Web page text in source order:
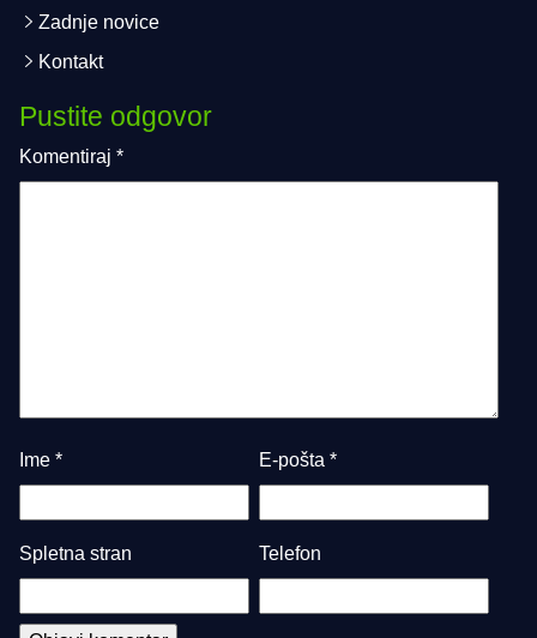
Zadnje novice
Kontakt
Pustite odgovor
Komentiraj *
Ime * E-pošta *
Spletna stran Telefon